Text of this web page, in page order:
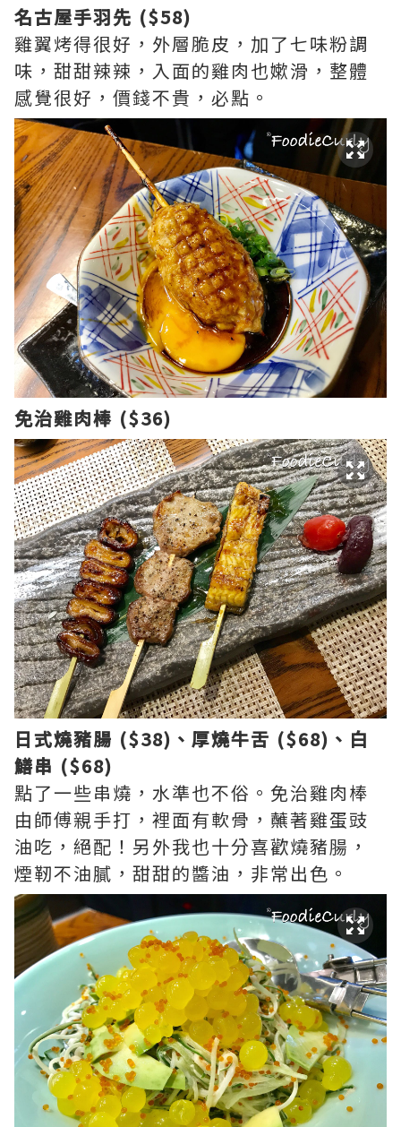
名古屋手羽先 ($58)
雞翼烤得很好，外層脆皮，加了七味粉調
味，甜甜辣辣，入面的雞肉也嫰滑，整體
感覺很好，價錢不貴，必點。
免治雞肉棒 ($36)
日式燒豬腸 ($38)、厚燒牛舌 ($68)、白
鱔串 ($68)
點了一些串燒，水準也不俗。免治雞肉棒
由師傅親手打，裡面有軟骨，蘸著雞蛋豉
油吃，絕配！另外我也十分喜歡燒豬腸，
煙靭不油膩，甜甜的醬油，非常出色。